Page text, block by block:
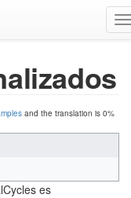
and the translation is 0%
es